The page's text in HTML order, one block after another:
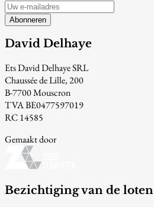
Abonneren
David Delhaye
Ets David Delhaye SRL
Chaussée de Lille, 200
B-7700 Mouscron
TVA BE0477597019
RC 14585
Gemaakt door
Bezichtiging van de loten